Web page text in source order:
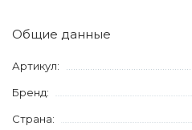
Общие данные
Артикул:
Бренд:
Страна: